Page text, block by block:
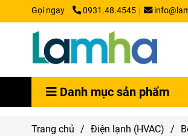
Gọi ngay 0931.48.4545
Danh mục sản phẩm
Trang chủ / Điện lạnh (HVAC) /